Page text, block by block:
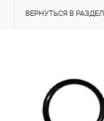
ВЕРНУТЬСЯ В РАЗДЕЛ